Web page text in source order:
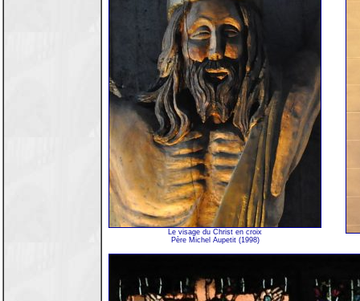
Le visage du Christ en croix
Père Michel Aupetit (1998)